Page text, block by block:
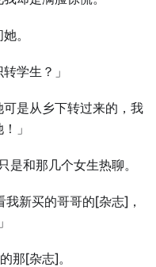
。
学生？」
可是从乡下转过来的，我
」
是和那几个女生热聊。
我新买的哥哥的[杂志] ，
那[杂志]。